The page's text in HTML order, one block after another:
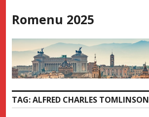
to
Romenu 2025
TAG:ALFRED CHARLES TOMLINSON